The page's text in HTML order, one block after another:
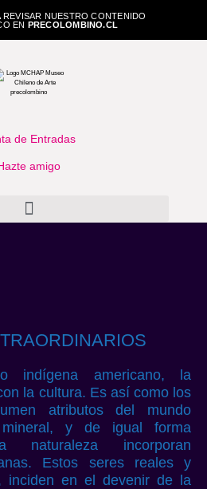
REVISAR NUESTRO CONTENIDO
EN PRECOLOMBINO.CL
de Entradas
amigo
indígena americano, la
la cultura. Es así como los
atributos del mundo
y de igual forma
incorporan
Estos seres reales y
inciden en el devenir de la